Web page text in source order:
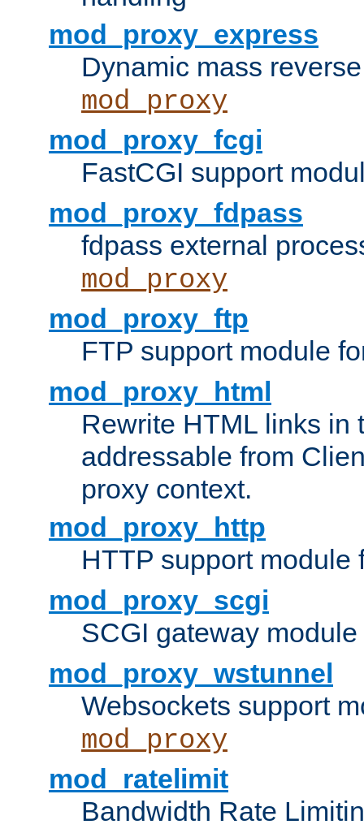
mod_proxy_express
Dynamic mass
mod_proxy
mod_proxy_fcgi
FastCGI support
mod_proxy_fdpass
fdpass external
mod_proxy
mod_proxy_ftp
FTP support module
mod_proxy_html
Rewrite HTML links in
addressable from
proxy context.
mod_proxy_http
HTTP support module
mod_proxy_scgi
SCGI gateway
mod_proxy_wstunnel
Websockets support
mod_proxy
mod_ratelimit
Bandwidth Rate